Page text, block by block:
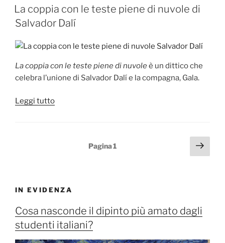
Salvador
Dalí”
IL
La coppia con le teste piene di nuvole di
Salvador Dalí
La coppia con le teste piene di nuvoleè un dittico che
celebra l’unione di Salvador Dalí e la compagna, Gala.
Leggi tutto“La
Salvador
Dalí”
Pagina1
IN EVIDENZA
Cosa nasconde il dipinto più amato dagli
studenti italiani?